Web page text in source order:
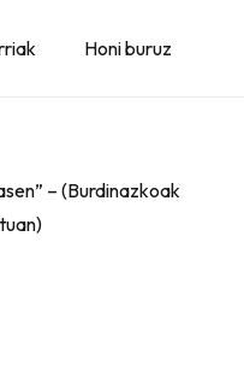
Honi buruz
– (Burdinazkoak